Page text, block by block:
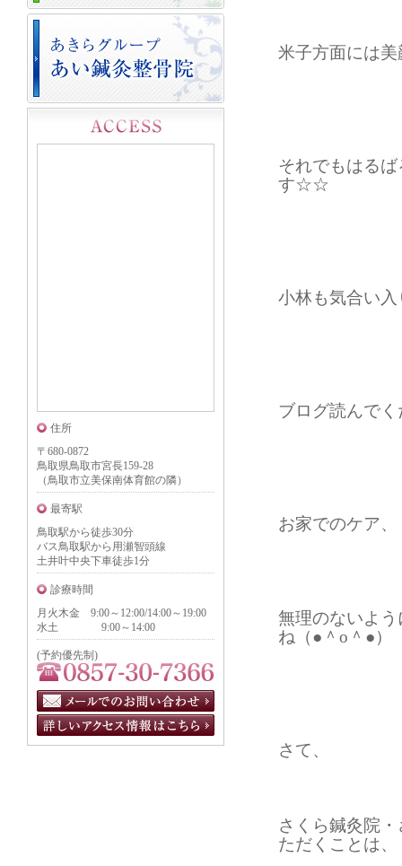
米子方面には
それでもはる
す☆☆
小林も気合い
ブログ読んで
お家でのケア、
無理のないよ
ね（●＾o＾●）
さて、
さくら鍼灸院
ただくことは、
住所
〒680-0872
鳥取県鳥取市宮長159-28
（鳥取市立美保南体育館の隣）
最寄駅
鳥取駅から徒歩30分
バス鳥取駅から用瀬智頭線
土井叶中央下車徒歩1分
診療時間
月火木金 9:00～12:00/14:00～19:00
水土 9:00～14:00
(予約優先制)